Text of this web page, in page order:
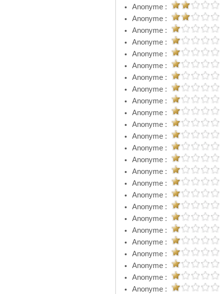
Anonyme :
Anonyme :
Anonyme :
Anonyme :
Anonyme :
Anonyme :
Anonyme :
Anonyme :
Anonyme :
Anonyme :
Anonyme :
Anonyme :
Anonyme :
Anonyme :
Anonyme :
Anonyme :
Anonyme :
Anonyme :
Anonyme :
Anonyme :
Anonyme :
Anonyme :
Anonyme :
Anonyme :
Anonyme :